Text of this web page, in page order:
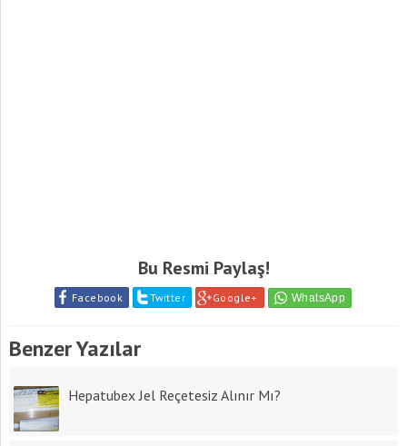
Bu Resmi Paylaş!
Facebook Twitter Google+
Benzer Yazılar
Hepatubex Jel Reçetesiz Alınır Mı?